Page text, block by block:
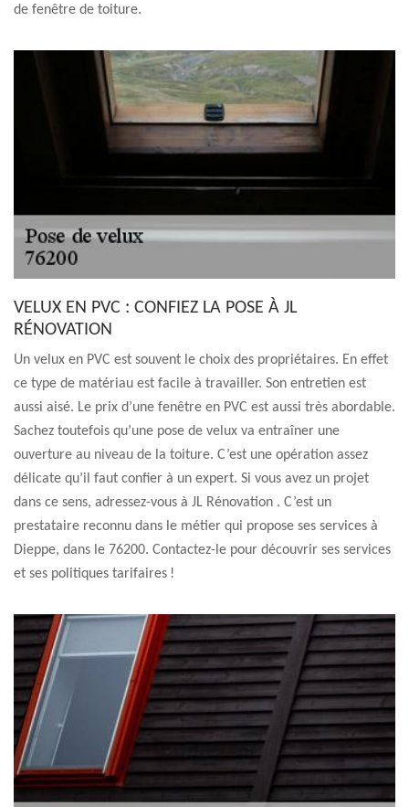
de fenêtre de toiture.
VELUX EN PVC : CONFIEZ LA POSE À JL
RÉNOVATION
Un velux en PVC est souvent le choix des propriétaires. En effet
ce type de matériau est facile à travailler. Son entretien est
aussi aisé. Le prix d’une fenêtre en PVC est aussi très abordable.
Sachez toutefois qu’une pose de velux va entraîner une
ouverture au niveau de la toiture. C’est une opération assez
délicate qu’il faut confier à un expert. Si vous avez un projet
dans ce sens, adressez-vous à JL Rénovation . C’est un
prestataire reconnu dans le métier qui propose ses services à
Dieppe, dans le 76200. Contactez-le pour découvrir ses services
et ses politiques tarifaires !